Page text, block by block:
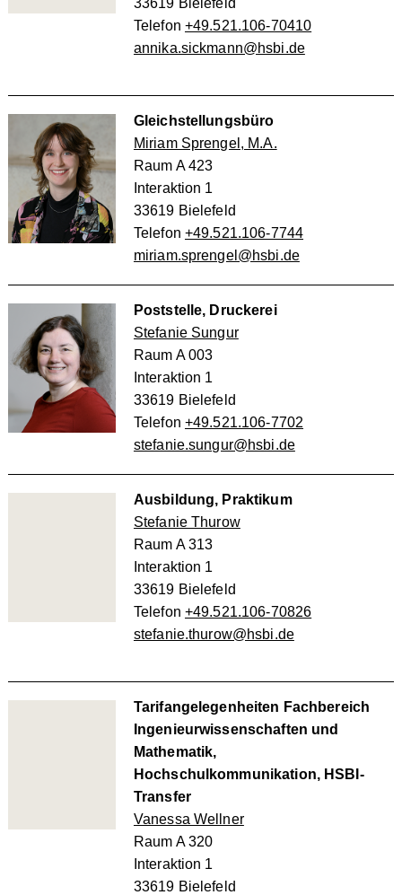
33619 Bielefeld
Telefon +49.521.106-70410
annika.sickmann@hsbi.de
Gleichstellungsbüro
Miriam Sprengel, M.A.
Raum A 423
Interaktion 1
33619 Bielefeld
Telefon +49.521.106-7744
miriam.sprengel@hsbi.de
Poststelle, Druckerei
Stefanie Sungur
Raum A 003
Interaktion 1
33619 Bielefeld
Telefon +49.521.106-7702
stefanie.sungur@hsbi.de
Ausbildung, Praktikum
Stefanie Thurow
Raum A 313
Interaktion 1
33619 Bielefeld
Telefon +49.521.106-70826
stefanie.thurow@hsbi.de
Tarifangelegenheiten Fachbereich
Ingenieurwissenschaften und
Mathematik,
Hochschulkommunikation, HSBI-
Transfer
Vanessa Wellner
Raum A 320
Interaktion 1
33619 Bielefeld